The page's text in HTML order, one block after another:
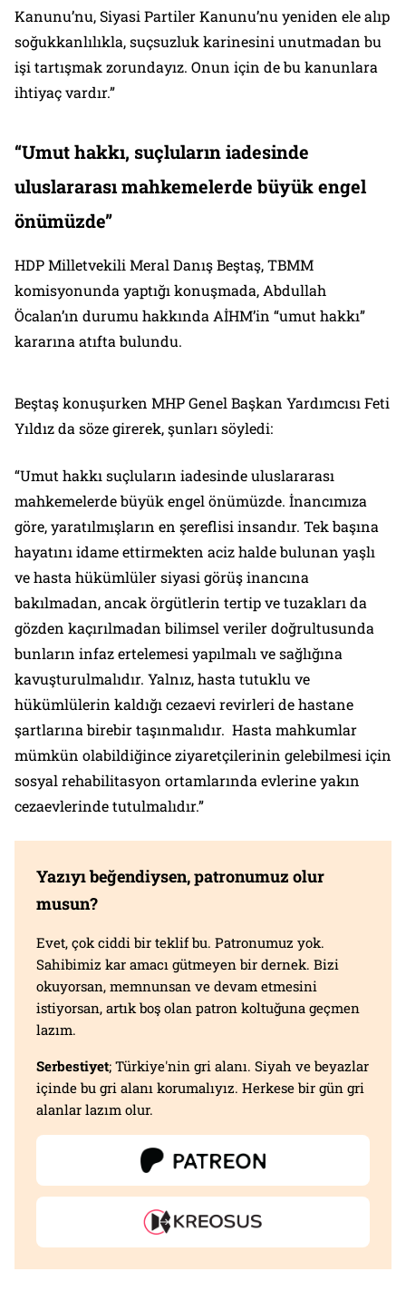
Kanunu’nu, Siyasi Partiler Kanunu’nu yeniden ele alıp
soğukkanlılıkla, suçsuzluk karinesini unutmadan bu
işi tartışmak zorundayız. Onun için de bu kanunlara
ihtiyaç vardır.”
“Umut hakkı, suçluların iadesinde
uluslararası mahkemelerde büyük engel
önümüzde”
HDP Milletvekili Meral Danış Beştaş, TBMM
komisyonunda yaptığı konuşmada, Abdullah
Öcalan’ın durumu hakkında AİHM’in “umut hakkı”
kararına atıfta bulundu.
Beştaş konuşurken MHP Genel Başkan Yardımcısı Feti
Yıldız da söze girerek, şunları söyledi:
“Umut hakkı suçluların iadesinde uluslararası
mahkemelerde büyük engel önümüzde. İnancımıza
göre, yaratılmışların en şereflisi insandır. Tek başına
hayatını idame ettirmekten aciz halde bulunan yaşlı
ve hasta hükümlüler siyasi görüş inancına
bakılmadan, ancak örgütlerin tertip ve tuzakları da
gözden kaçırılmadan bilimsel veriler doğrultusunda
bunların infaz ertelemesi yapılmalı ve sağlığına
kavuşturulmalıdır. Yalnız, hasta tutuklu ve
hükümlülerin kaldığı cezaevi revirleri de hastane
şartlarına birebir taşınmalıdır. Hasta mahkumlar
mümkün olabildiğince ziyaretçilerinin gelebilmesi için
sosyal rehabilitasyon ortamlarında evlerine yakın
cezaevlerinde tutulmalıdır.”
Yazıyı beğendiysen, patronumuz olur
musun?
Evet, çok ciddi bir teklif bu. Patronumuz yok.
Sahibimiz kar amacı gütmeyen bir dernek. Bizi
okuyorsan, memnunsan ve devam etmesini
istiyorsan, artık boş olan patron koltuğuna geçmen
lazım.
Serbestiyet; Türkiye'nin gri alanı. Siyah ve beyazlar
içinde bu gri alanı korumalıyız. Herkese bir gün gri
alanlar lazım olur.